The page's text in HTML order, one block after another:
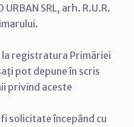
SRL, arh. R.U.R.
registratura Primăriei
pot depune în scris
privind aceste
solicitate începând cu